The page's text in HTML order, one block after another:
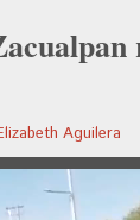
Aguilera